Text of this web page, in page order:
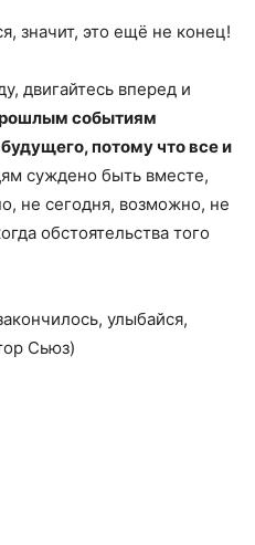
значит, это ещё не конец!
двигайтесь вперед и
событиям
потому что все и
суждено быть вместе,
не сегодня, возможно, не
обстоятельства того
улыбайся,
Сьюз)